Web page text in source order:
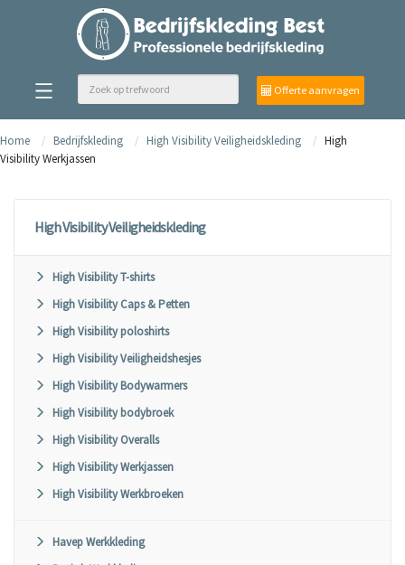
Offerte aanvragen
Home Bedrijfskleding High Visibility Veiligheidskleding
High
Visibility Werkjassen
High Visibility Veiligheidskleding
High Visibility T-shirts
High Visibility Caps & Petten
High Visibility poloshirts
High Visibility Veiligheidshesjes
High Visibility Bodywarmers
High Visibility bodybroek
High Visibility Overalls
High Visibility Werkjassen
High Visibility Werkbroeken
Havep Werkkleding